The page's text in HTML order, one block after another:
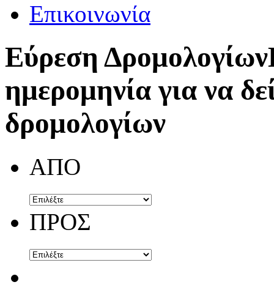
Επικοινωνία
Εύρεση Δρομολογίων
ημερομηνία για να
δρομολογίων
ΑΠΟ
ΠΡΟΣ